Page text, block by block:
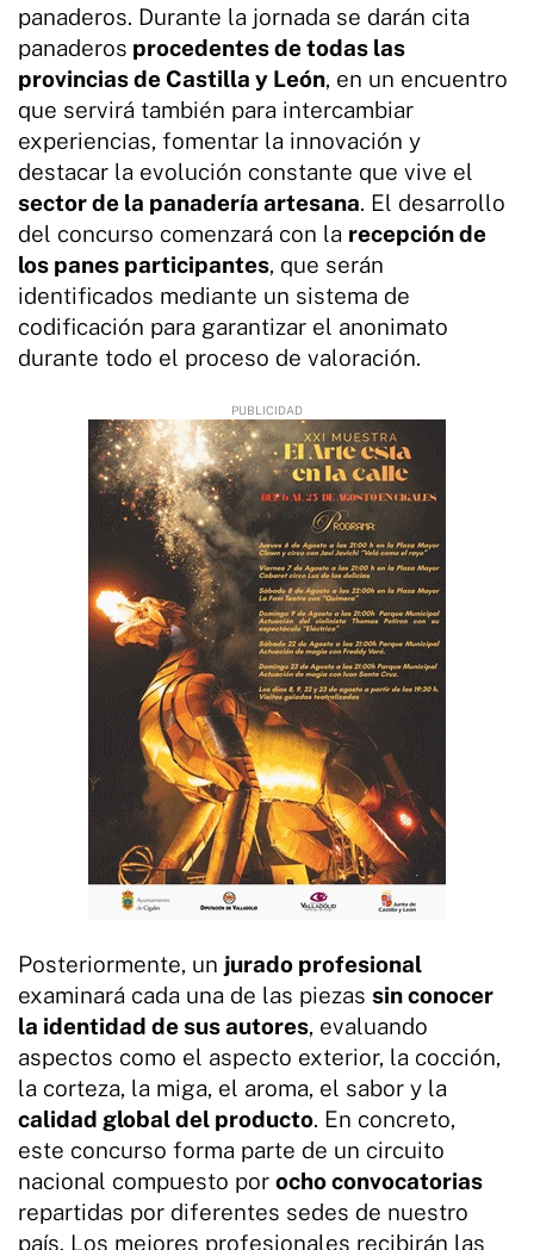
panaderos. Durante la jornada se darán cita
panaderos procedentes de todas las
provincias de Castilla y León, en un encuentro
que servirá también para intercambiar
experiencias, fomentar la innovación y
destacar la evolución constante que vive el
sector de la panadería artesana. El desarrollo
del concurso comenzará con la recepción de
los panes participantes, que serán
identificados mediante un sistema de
codificación para garantizar el anonimato
durante todo el proceso de valoración.
Posteriormente, un jurado profesional
examinará cada una de las piezas sin conocer
la identidad de sus autores, evaluando
aspectos como el aspecto exterior, la cocción,
la corteza, la miga, el aroma, el sabor y la
calidad global del producto. En concreto,
este concurso forma parte de un circuito
nacional compuesto por ocho convocatorias
repartidas por diferentes sedes de nuestro
país. Los mejores profesionales recibirán las